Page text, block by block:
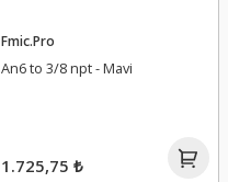
Fmic.Pro
An6 to 3/8 npt - Mavi
1.725,75 ₺